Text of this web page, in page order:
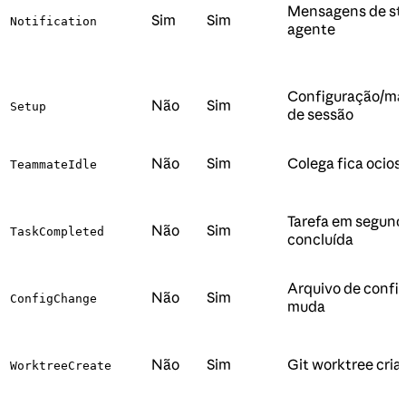
Notification Sim Sim
Mensagens de
agente
Setup Não Sim
Configuração/
de sessão
TeammateIdle Não Sim Colega fica
TaskCompleted Não Sim
Tarefa em
concluída
ConfigChange Não Sim
Arquivo de
muda
WorktreeCreate Não Sim Git worktree